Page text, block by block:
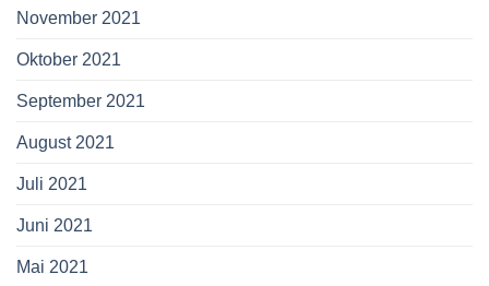
November 2021
Oktober 2021
September 2021
August 2021
Juli 2021
Juni 2021
Mai 2021